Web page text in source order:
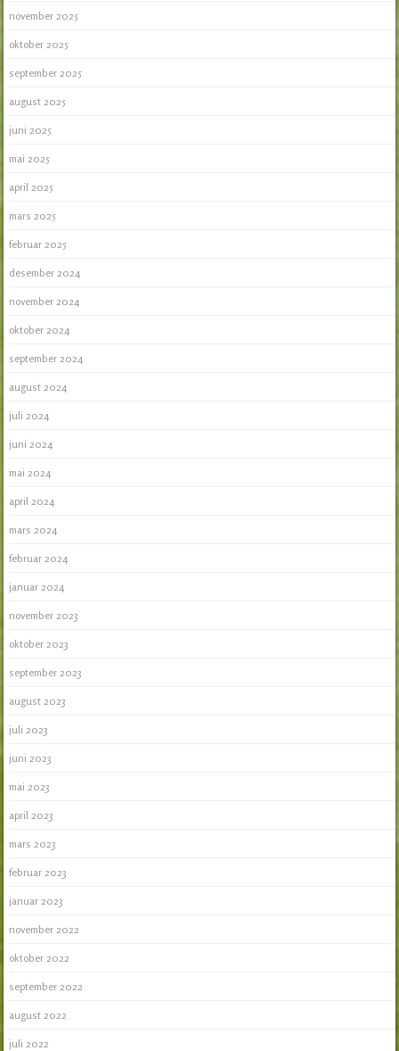
november 2025
oktober 2025
september 2025
august 2025
juni 2025
mai 2025
april 2025
mars 2025
februar 2025
desember 2024
november 2024
oktober 2024
september 2024
august 2024
juli 2024
juni 2024
mai 2024
april 2024
mars 2024
februar 2024
januar 2024
november 2023
oktober 2023
september 2023
august 2023
juli 2023
juni 2023
mai 2023
april 2023
mars 2023
februar 2023
januar 2023
november 2022
oktober 2022
september 2022
august 2022
juli 2022